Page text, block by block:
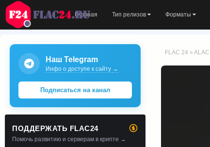
Главная Тип релизов Форматы
FLAC 24 » ALAC
Наш Telegram
Инфо о доступе к сайту →
Подписаться на канал
ПОДДЕРЖАТЬ FLAC24
Помочь развитию и серверам в крипте →